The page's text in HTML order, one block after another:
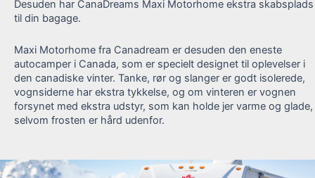
Desuden har CanaDreams Maxi Motorhome ekstra skabsplads
til din bagage.
Maxi Motorhome fra Canadream er desuden den eneste
autocamper i Canada, som er specielt designet til oplevelser i
den canadiske vinter. Tanke, rør og slanger er godt isolerede,
vognsiderne har ekstra tykkelse, og om vinteren er vognen
forsynet med ekstra udstyr, som kan holde jer varme og glade,
selvom frosten er hård udenfor.